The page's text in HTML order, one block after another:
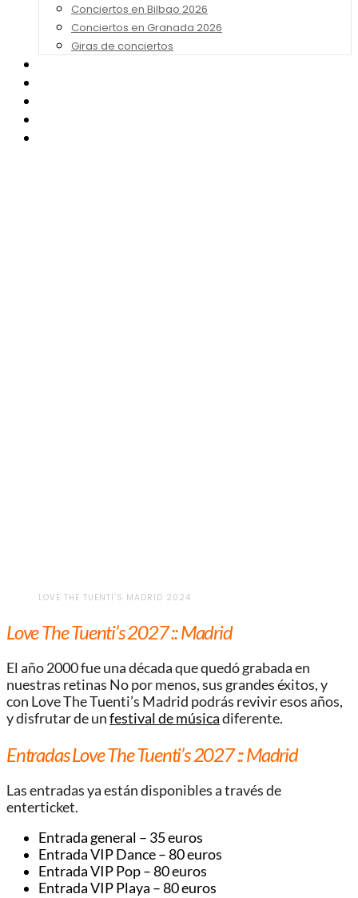
Conciertos en Bilbao 2026
Conciertos en Granada 2026
Giras de conciertos
LOVE THE TUENTI’S MADRID 2024
Love The Tuenti’s 2027 :: Madrid
El año 2000 fue una década que quedó grabada en
nuestras retinas No por menos, sus grandes éxitos, y
con Love The Tuenti’s Madrid podrás revivir esos años,
y disfrutar de unfestival de músicadiferente.
Entradas Love The Tuenti’s 2027 :: Madrid
Las entradas ya están disponibles a través de
enterticket.
Entrada general – 35 euros
Entrada VIP Dance – 80 euros
Entrada VIP Pop – 80 euros
Entrada VIP Playa – 80 euros